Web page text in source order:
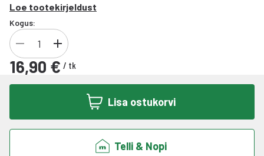
Loe tootekirjeldust
Kogus:
16,90 € / tk
Lisa ostukorvi
Telli & Nopi